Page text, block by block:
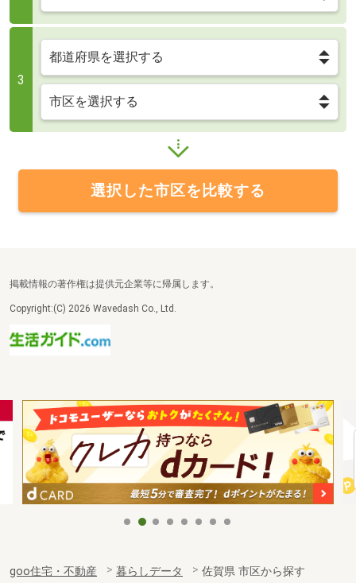
3
選択した市区を比較する
掲載情報の著作権は提供元企業等に帰属します。
Copyright:(C) 2026 Wavedash Co., Ltd.
goo住宅・不動産 暮らしデータ 佐賀県 市区から探す